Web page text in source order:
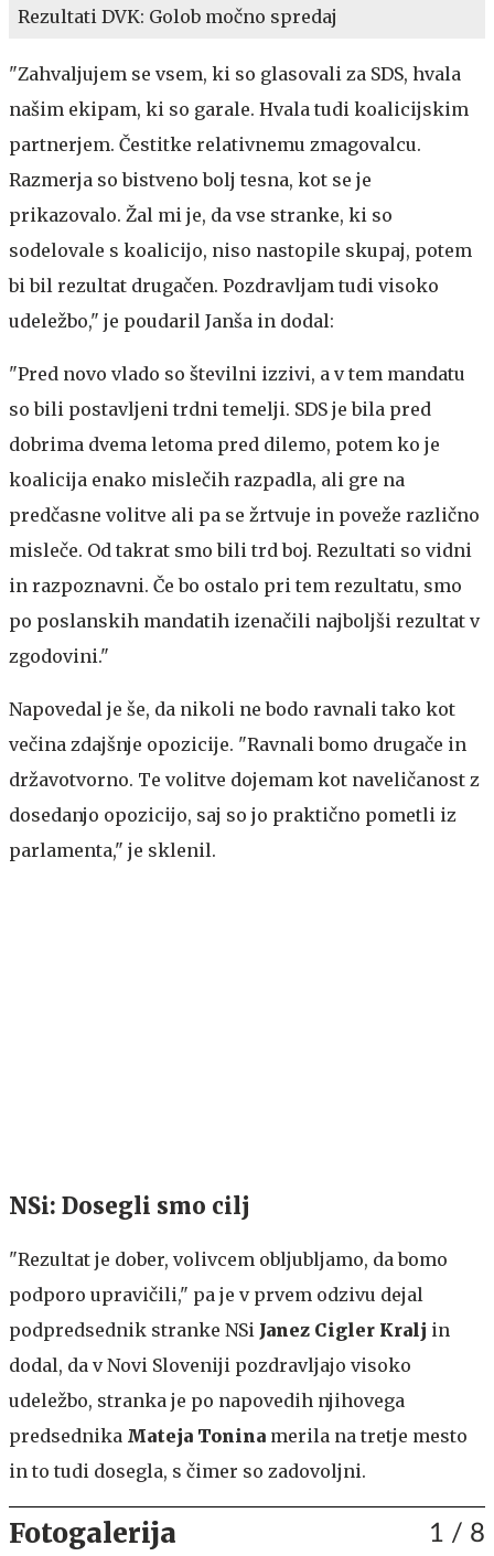
Rezultati DVK: Golob močno spredaj
"Zahvaljujem se vsem, ki so glasovali za SDS, hvala
našim ekipam, ki so garale. Hvala tudi koalicijskim
partnerjem. Čestitke relativnemu zmagovalcu.
Razmerja so bistveno bolj tesna, kot se je
prikazovalo. Žal mi je, da vse stranke, ki so
sodelovale s koalicijo, niso nastopile skupaj, potem
bi bil rezultat drugačen. Pozdravljam tudi visoko
udeležbo," je poudaril Janša in dodal:
"Pred novo vlado so številni izzivi, a v tem mandatu
so bili postavljeni trdni temelji. SDS je bila pred
dobrima dvema letoma pred dilemo, potem ko je
koalicija enako mislečih razpadla, ali gre na
predčasne volitve ali pa se žrtvuje in poveže različno
misleče. Od takrat smo bili trd boj. Rezultati so vidni
in razpoznavni. Če bo ostalo pri tem rezultatu, smo
po poslanskih mandatih izenačili najboljši rezultat v
zgodovini."
Napovedal je še, da nikoli ne bodo ravnali tako kot
večina zdajšnje opozicije. "Ravnali bomo drugače in
državotvorno. Te volitve dojemam kot naveličanost z
dosedanjo opozicijo, saj so jo praktično pometli iz
parlamenta," je sklenil.
NSi: Dosegli smo cilj
"Rezultat je dober, volivcem obljubljamo, da bomo
podporo upravičili," pa je v prvem odzivu dejal
podpredsednik stranke NSi Janez Cigler Kralj in
dodal, da v Novi Sloveniji pozdravljajo visoko
udeležbo, stranka je po napovedih njihovega
predsednika Mateja Tonina merila na tretje mesto
in to tudi dosegla, s čimer so zadovoljni.
Fotogalerija 1 / 8